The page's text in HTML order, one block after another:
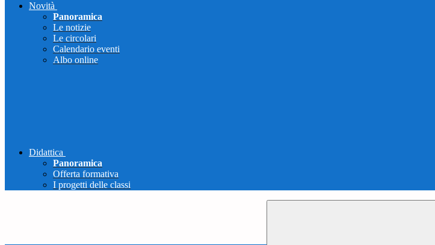
Novità
Panoramica
Le notizie
Le circolari
Calendario eventi
Albo online
Didattica
Panoramica
Offerta formativa
I progetti delle classi